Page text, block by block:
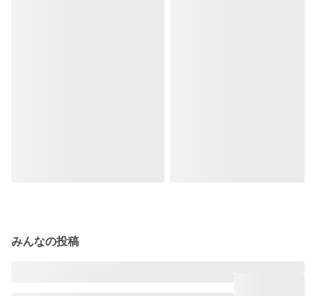
みんなの投稿